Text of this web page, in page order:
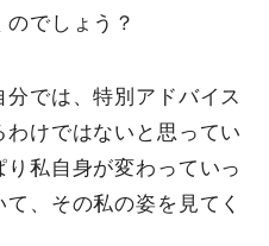
でしょう？
では、特別アドバイス
けではないと思ってい
私自身が変わっていっ
、その私の姿を見てく